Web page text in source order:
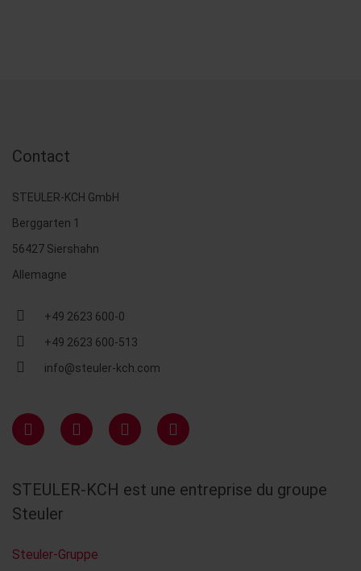
Contact
STEULER-KCH GmbH
Berggarten 1
56427 Siershahn
Allemagne
+49 2623 600-0
+49 2623 600-513
info@steuler-kch.com
STEULER-KCH est une entreprise du groupe
Steuler
Steuler-Gruppe